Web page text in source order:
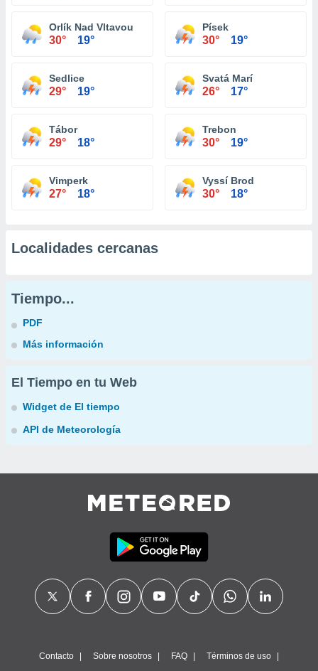
Orlík Nad Vltavou
30° 19°
Písek
30° 19°
Sedlice
29° 19°
Svatá Marí
26° 17°
Tábor
29° 18°
Trebon
30° 19°
Vimperk
27° 18°
Vyssí Brod
30° 18°
Localidades cercanas
Tiempo...
PDF
Más información
El Tiempo en tu Web
Widget de El tiempo
API de Meteorología
Contacto Sobre nosotros FAQ Términos de uso